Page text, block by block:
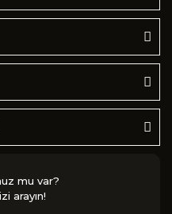
mu var?
arayın!